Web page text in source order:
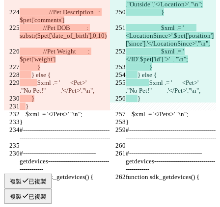
."Outside".'</Location>'."\n";
$pet['comments']
			}
substr($pet['date_of_birth'],0,10)
<LocationSince>'.$pet['position']
['since'].'</LocationSince>'."\n";
$pet['weight']
</ID'.$pet['id'].'>'  . "\n";
            }
		}
} else {
} else {
$xml .= '       <Pet>'
."No Pet!"          .'</Pet>'."\n";
$xml .= '       <Pet>'
."No Pet!"          .'</Pet>'."\n";
        }
}
}
    $xml .= '</Pets>'."\n";
    $xml .= '</Pets>'."\n";
}
}
#--------------------------------------------
----------------------------------------------
#--------------------------------------------
----------------------------------------------
#-------------------------------------
getdevices-------------------------------
------------
#-------------------------------------
getdevices-------------------------------
------------
function sdk_getdevices() {
function sdk_getdevices() {
複製 已複製
複製 已複製